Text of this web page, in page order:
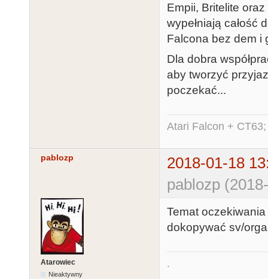
Empii, Britelite
wypełniają całość
Falcona bez dem i
Dla dobra
aby tworzyć
poczekać...
Atari Falcon +
pablozp
2018-01-18
pablozp
Atarowiec
Nieaktywny
Temat
dokopywać sv/
.